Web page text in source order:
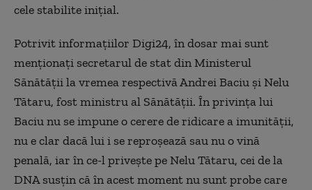
cele stabilite inițial.
Potrivit informațiilor Digi24, în dosar mai sunt
menționați secretarul de stat din Ministerul
Sănătății la vremea respectivă Andrei Baciu și Nelu
Tătaru, fost ministru al Sănătății. În privința lui
Baciu nu se impune o cerere de ridicare a imunității,
nu e clar dacă lui i se reproșează sau nu o vină
penală, iar în ce-l privește pe Nelu Tătaru, cei de la
DNA susțin că în acest moment nu sunt probe care